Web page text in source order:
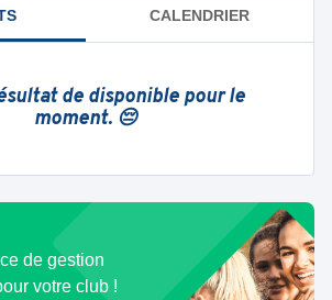
CALENDRIER
de disponible pour le
moment. 😔
de gestion
votre club !